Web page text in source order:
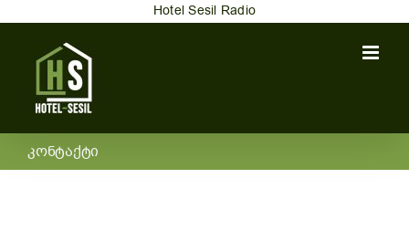
content
Hotel Sesil Radio
კონტაქტი